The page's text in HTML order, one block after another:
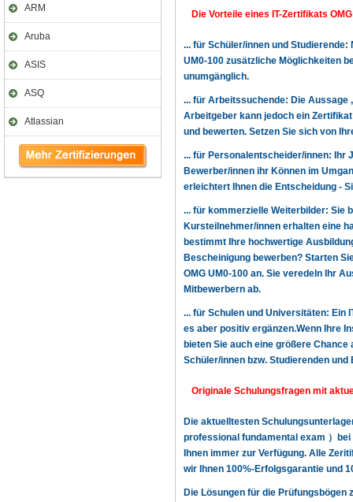
ARM
Aruba
ASIS
ASQ
Atlassian
Die Vorteile eines IT-Zertifikats
... für Schüler/innen und
UM0-100 zusätzliche Möglichkeiten
unumgänglich.
... für Arbeitssuchende: Die Aussage
Arbeitgeber kann jedoch ein
und bewerten. Setzen Sie sich von
... für Personalentscheider/innen: Ihr
Bewerber/innen ihr Können im
erleichtert Ihnen die Entscheidung -
... für kommerzielle Weiterbilder: Sie
Kursteilnehmer/innen erhalten eine
bestimmt Ihre hochwertige
Bescheinigung bewerben? Starten
OMG UM0-100 an. Sie veredeln Ihr
Mitbewerbern ab.
... für Schulen und Universitäten: Ein
es aber positiv ergänzen.Wenn Ihre
bieten Sie auch eine größere
Schüler/innen bzw. Studierenden
Originale Schulungsfragen mit
Die aktuelltesten
professional fundamental exam ）
Ihnen immer zur Verfügung. Alle
wir Ihnen 100%-Erfolgsgarantie und
Die Lösungen für die Prüfungsbögen